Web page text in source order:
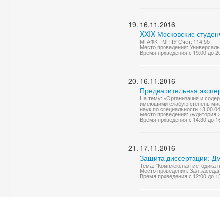
16.11.2016
XXIX Московские
МГАФК - МГПУ Счет: 114:55
Место проведения:
Время проведения с 19:00 до
16.11.2016
Предварительная
На тему: «Организация и
имеющими слабую степень
наук по специальности
Место проведения: Аудитория
Время проведения с 14:30 до
17.11.2016
Защита диссертации:
Тема: "Комплексная методика
Место проведения: Зал
Время проведения с 12:00 до